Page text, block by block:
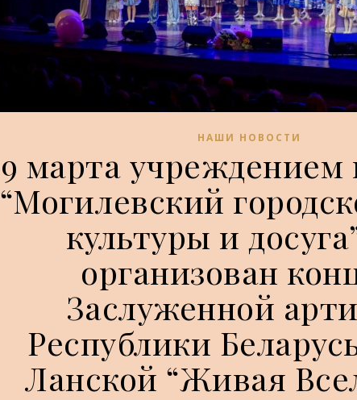
НАШИ НОВОСТИ
9 марта учреждением
“Могилевский
культуры и
организован
Заслуженной
Республики
Ланской “Живая